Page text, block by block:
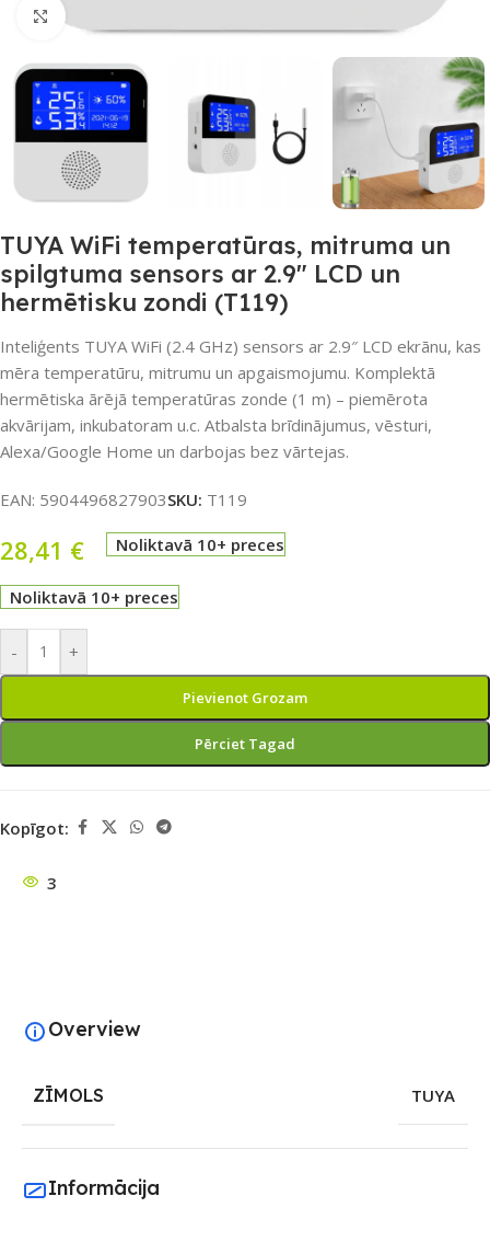
Noklikšķiniet, lai palielinātu
TUYA WiFi temperatūras, mitruma un
spilgtuma sensors ar 2.9″ LCD un
hermētisku zondi (T119)
Inteliģents TUYA WiFi (2.4 GHz) sensors ar 2.9″ LCD ekrānu, kas
mēra temperatūru, mitrumu un apgaismojumu. Komplektā
hermētiska ārējā temperatūras zonde (1 m) – piemērota
akvārijam, inkubatoram u.c. Atbalsta brīdinājumus, vēsturi,
Alexa/Google Home un darbojas bez vārtejas.
EAN: 5904496827903SKU: T119
28,41 € Noliktavā 10+ preces
Noliktavā 10+ preces
- +
Pievienot Grozam
Pērciet Tagad
Kopīgot:
3
Overview
ZĪMOLS TUYA
Informācija